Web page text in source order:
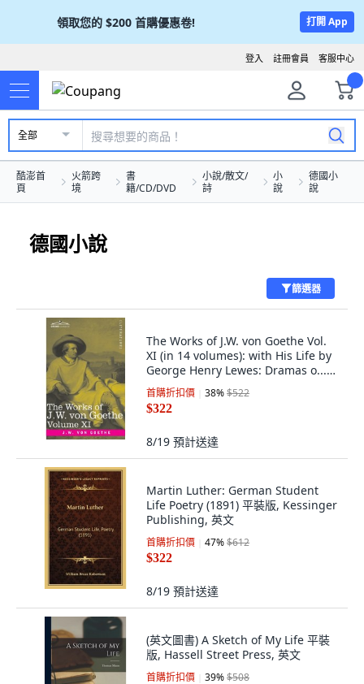
領取您的 $200 首購優惠卷! 打開 App
客服中心
註冊會員
登入
全部
酷澎首
頁
火箭跨
境
書
籍/CD/DVD
小說/散文/
詩
小
說
德國小
說
德國小說
篩選器
The Works of J.W. von Goethe Vol.
XI (in 14 volumes): with His Life by
George Henry Lewes: Dramas o...
平裝版, Cosimo Classics, 英文
首購折扣價 38%$522
$322
8/19 預計送達
Martin Luther: German Student
Life Poetry (1891) 平裝版, Kessinger
Publishing, 英文
首購折扣價 47%$612
$322
8/19 預計送達
(英文圖書) A Sketch of My Life 平裝
版, Hassell Street Press, 英文
首購折扣價 39%$508